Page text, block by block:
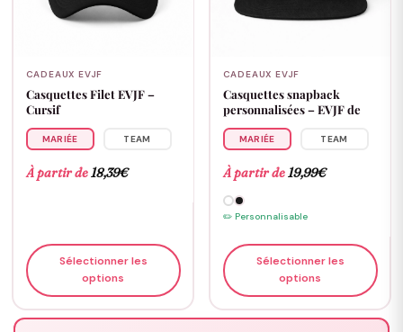
CADEAUX EVJF
Casquettes Filet EVJF –
Cursif
MARIÉE TEAM
À partir de18,39€
Sélectionner les
options
CADEAUX EVJF
Casquettes snapback
personnalisées – EVJF de
MARIÉE TEAM
À partir de19,99€
✏️ Personnalisable
Sélectionner les
options